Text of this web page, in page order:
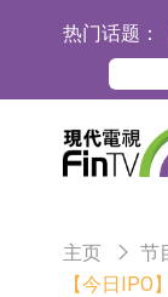
热门话题：
主页 节
【今日IPO